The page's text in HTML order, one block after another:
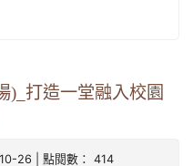
)_打造一堂融入校園
26 | 點閱數： 414